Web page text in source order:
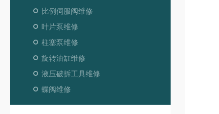
比例伺服阀维修
叶片泵维修
柱塞泵维修
旋转油缸维修
液压破拆工具维修
蝶阀维修